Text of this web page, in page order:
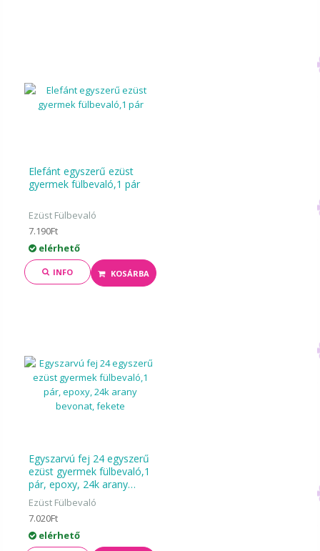
Elefánt egyszerű ezüst
gyermek fülbevaló,1 pár
Ezüst Fülbevaló
7.190Ft
elérhető
INFO KOSÁRBA
Egyszarvú fej 24 egyszerű
ezüst gyermek fülbevaló,1
pár, epoxy, 24k arany
bevonat, fekete
Ezüst Fülbevaló
7.020Ft
elérhető